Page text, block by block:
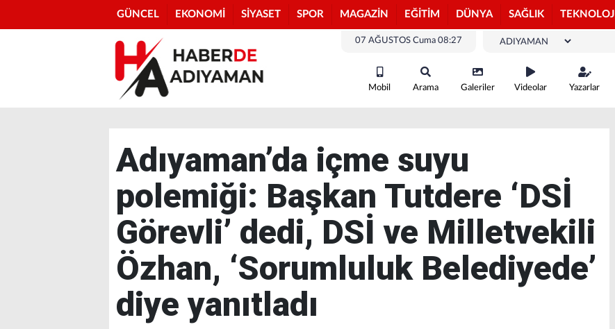
GÜNCEL EKONOMİ SİYASET SPOR MAGAZİN EĞİTİM DÜNYA SAĞLIK TEKNOLOJİ
07 AĞUSTOS Cuma 08:27
Mobil Arama Galeriler Videolar Yazarlar
Adıyaman’da içme suyu
polemiği: Başkan Tutdere ‘DSİ
Görevli’ dedi, DSİ ve Milletvekili
Özhan, ‘Sorumluluk Belediyede’
diye yanıtladı